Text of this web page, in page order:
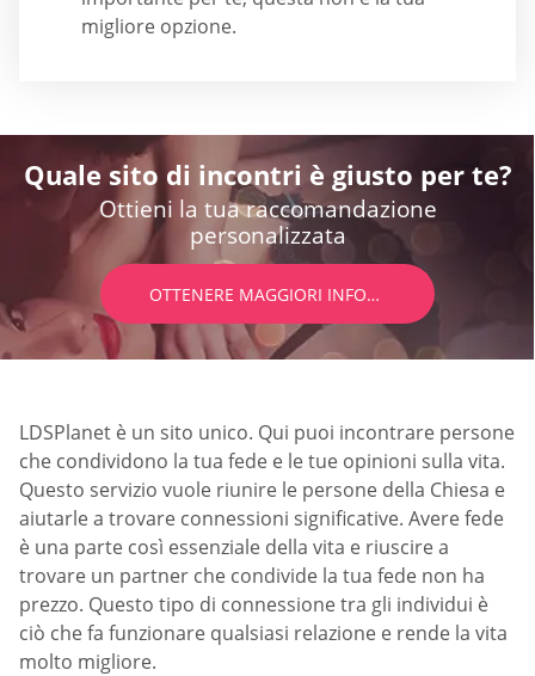
migliore opzione.
Quale sito di incontri è giusto per te?
Ottieni la tua raccomandazione
personalizzata
OTTENERE MAGGIORI INFORMAZIONI
LDSPlanet è un sito unico. Qui puoi incontrare persone
che condividono la tua fede e le tue opinioni sulla vita.
Questo servizio vuole riunire le persone della Chiesa e
aiutarle a trovare connessioni significative. Avere fede
è una parte così essenziale della vita e riuscire a
trovare un partner che condivide la tua fede non ha
prezzo. Questo tipo di connessione tra gli individui è
ciò che fa funzionare qualsiasi relazione e rende la vita
molto migliore.